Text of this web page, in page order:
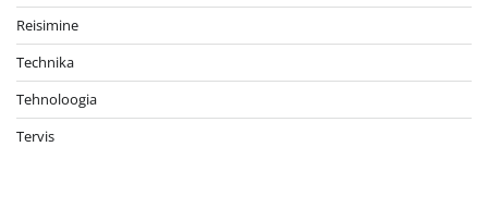
Reisimine
Technika
Tehnoloogia
Tervis